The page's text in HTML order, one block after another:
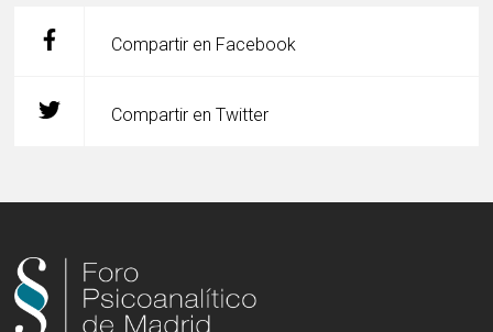
Compartir en Facebook
Compartir en Twitter